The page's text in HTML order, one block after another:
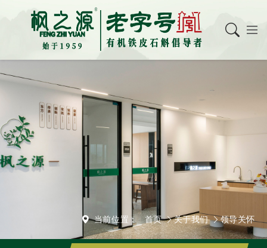
当前位置： 首页 关于我们 领导关怀